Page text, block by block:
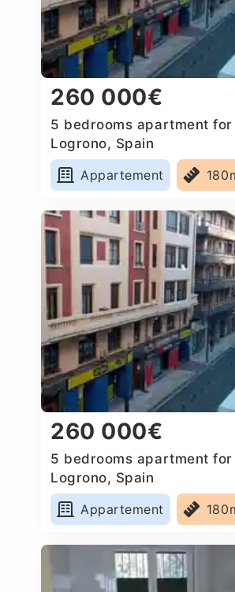
260 000€
5 bedrooms apartment for
Logrono, Spain
Appartement
260 000€
5 bedrooms apartment for
Logrono, Spain
Appartement